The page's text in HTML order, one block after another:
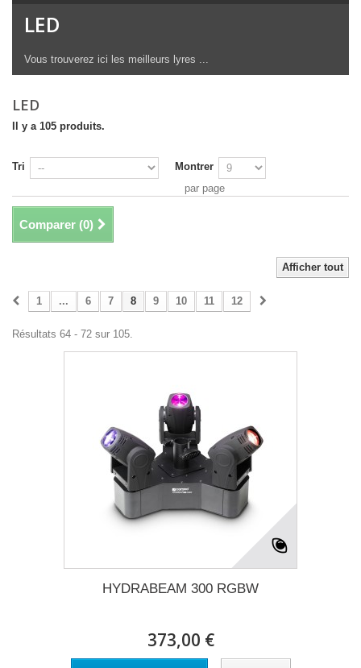
LED
Vous trouverez ici les meilleurs lyres ...
LED
Il y a 105 produits.
Tri
Montrer
par page
Comparer (0)
Afficher tout
1 ... 6 7 8 9 10 11 12
Résultats 64 - 72 sur 105.
HYDRABEAM 300 RGBW
373,00 €